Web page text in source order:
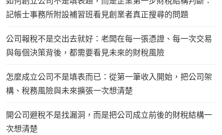
記帳士事務所附設補習班看見創業者真正搜尋的問題
公司報稅不是交出去就好：老闆在每一張憑證、每一次交易
與每個決策背後，都需要看見未來的財稅風險
怎麼成立公司不是填表而已：從第一筆收入開始，把公司架
構、稅務風險與未來擴張一次想清楚
開公司避稅不是找漏洞，而是把公司成立前後的財稅結構一
次想清楚